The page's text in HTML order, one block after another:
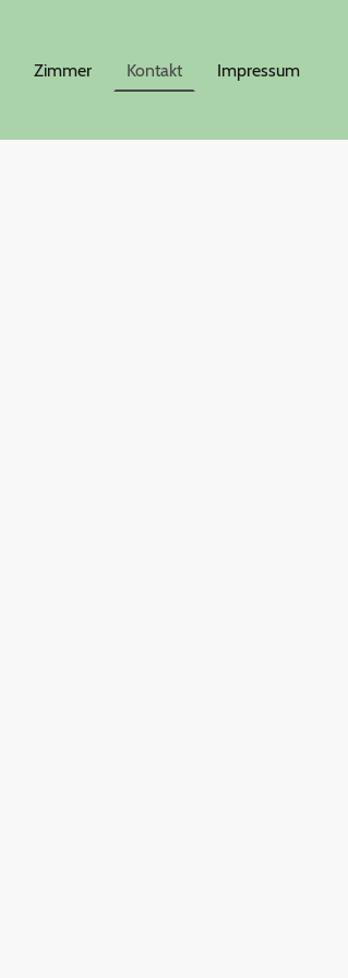
Zimmer Kontakt Impressum